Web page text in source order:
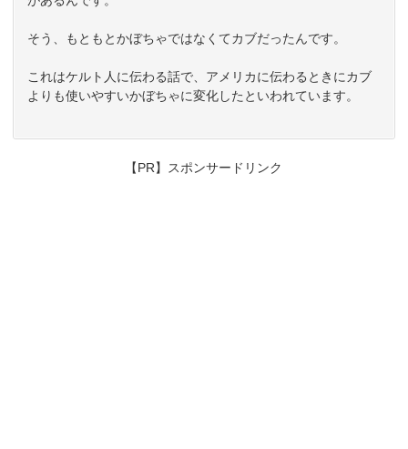
そう、もともとかぼちゃではなくてカブだったんです。
これはケルト人に伝わる話で、アメリカに伝わるときにカブ
よりも使いやすいかぼちゃに変化したといわれています。
【PR】スポンサードリンク